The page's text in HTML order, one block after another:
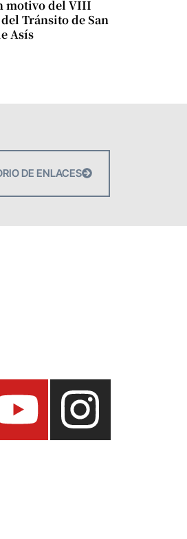
motivo del VIII
Tránsito de San
Asís
DE ENLACES